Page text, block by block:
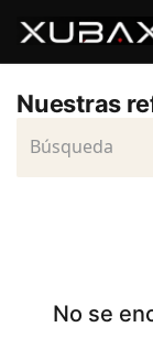
Nuestras
No se